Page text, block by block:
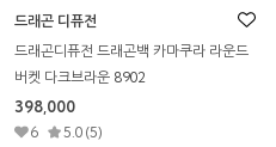
드래곤 디퓨전
드래곤디퓨전 드래곤백 카마쿠라 라운드
버켓 다크브라운 8902
398,000
6 5.0 (5)